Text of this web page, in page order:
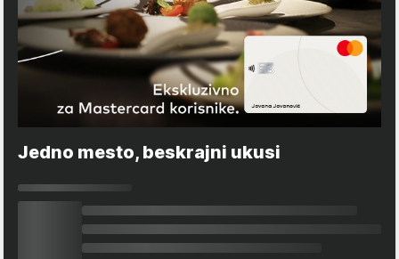
Jedno mesto, beskrajni ukusi